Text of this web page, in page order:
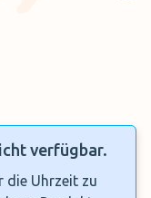
verfügbar.
die Uhrzeit zu